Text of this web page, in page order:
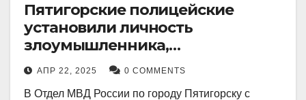
Пятигорские полицейские
установили личность
злоумышленника,
причинившего телесные
повреждения местному жителю
АПР 22, 2025 0 COMMENTS
В Отдел МВД России по городу Пятигорску с